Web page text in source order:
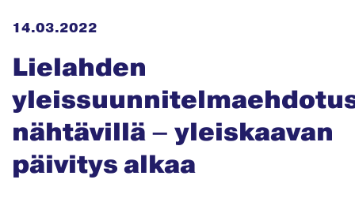
14.03.2022
Lielahden
nähtävillä – yleiskaavan
päivitys alkaa